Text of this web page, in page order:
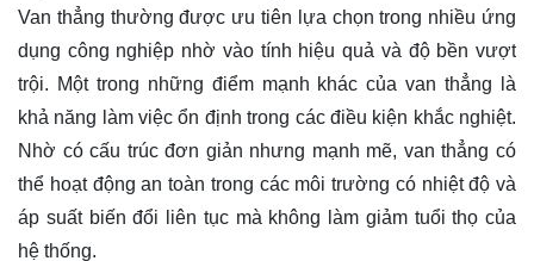
Van thẳng thường được ưu tiên lựa chọn trong nhiều ứng
dụng công nghiệp nhờ vào tính hiệu quả và độ bền vượt
trội. Một trong những điểm mạnh khác của van thẳng là
khả năng làm việc ổn định trong các điều kiện khắc nghiệt.
Nhờ có cấu trúc đơn giản nhưng mạnh mẽ, van thẳng có
thể hoạt động an toàn trong các môi trường có nhiệt độ và
áp suất biến đổi liên tục mà không làm giảm tuổi thọ của
hệ thống.